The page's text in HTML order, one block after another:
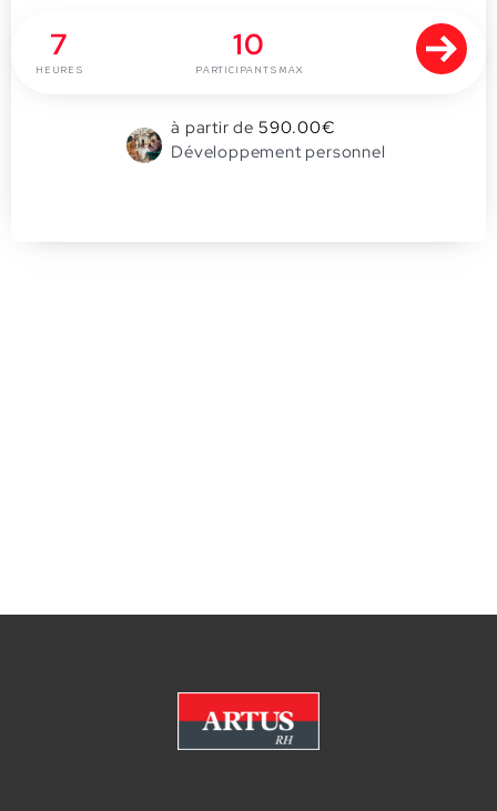
7
HEURES
10
PARTICIPANTS MAX
à partir de 590.00€
Développement personnel